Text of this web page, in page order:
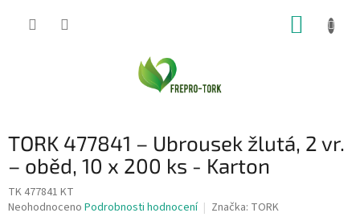
TORK 477841 – Ubrousek žlutá, 2 vr.
– oběd, 10 x 200 ks - Karton
TK 477841 KT
Průměrné
Neohodnoceno Podrobnosti hodnocení Značka: TORK